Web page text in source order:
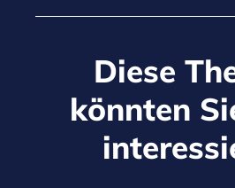
Diese
könnten